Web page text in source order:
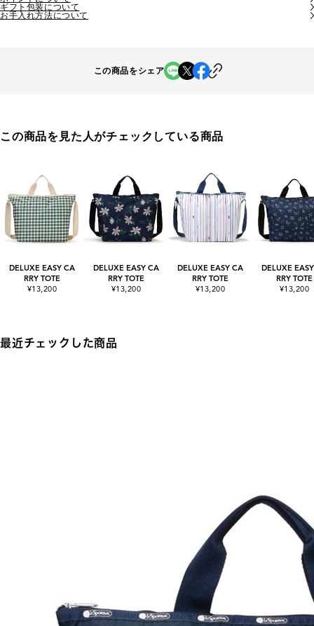
ギフト包装について
お手入れ方法について
この商品をシェア
この商品を見た人がチェックしている商品
DELUXE EASY CA
RRY TOTE
¥13,200
DELUXE EASY CA
RRY TOTE
¥13,200
DELUXE EASY CA
RRY TOTE
¥13,200
DELUXE
RRY TOTE
¥13,200
最近チェックした商品